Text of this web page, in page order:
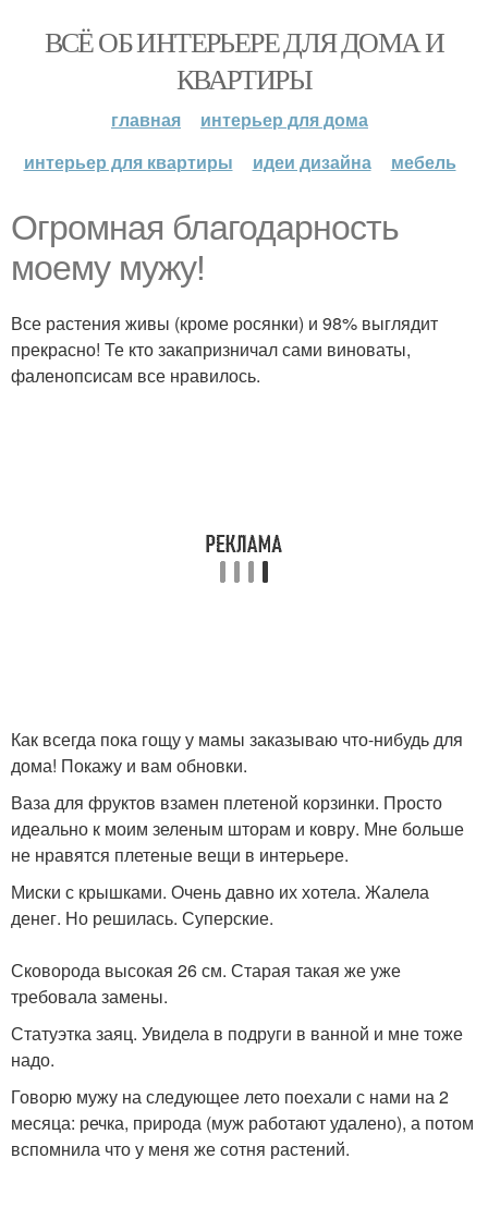
ВСЁ ОБ ИНТЕРЬЕРЕ ДЛЯ ДОМА И
КВАРТИРЫ
главная
интерьер для дома
интерьер для квартиры
идеи дизайна мебель
Огромная благодарность
моему мужу!
Все растения живы (кроме росянки) и 98% выглядит
прекрасно! Те кто закапризничал сами виноваты,
фаленопсисам все нравилось.
Как всегда пока гощу у мамы заказываю что-нибудь для
дома! Покажу и вам обновки.
Ваза для фруктов взамен плетеной корзинки. Просто
идеально к моим зеленым шторам и ковру. Мне больше
не нравятся плетеные вещи в интерьере.
Миски с крышками. Очень давно их хотела. Жалела
денег. Но решилась. Суперские.
Сковорода высокая 26 см. Старая такая же уже
требовала замены.
Статуэтка заяц. Увидела в подруги в ванной и мне тоже
надо.
Говорю мужу на следующее лето поехали с нами на 2
месяца: речка, природа (муж работают удалено), а потом
вспомнила что у меня же сотня растений.